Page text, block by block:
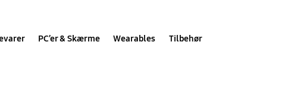
PC’er & Skærme Wearables Tilbehør